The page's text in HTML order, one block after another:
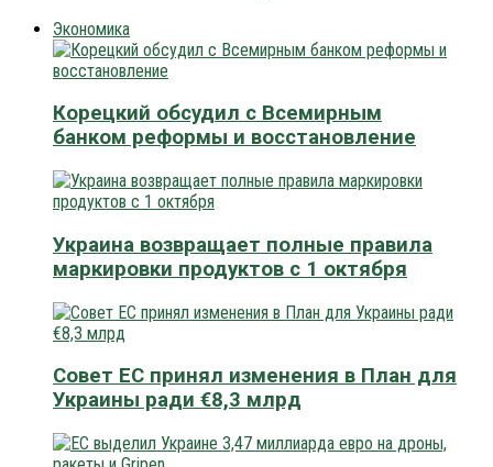
Экономика
Корецкий обсудил с Всемирным
банком реформы и восстановление
Украина возвращает полные правила
маркировки продуктов с 1 октября
Совет ЕС принял изменения в План для
Украины ради €8,3 млрд